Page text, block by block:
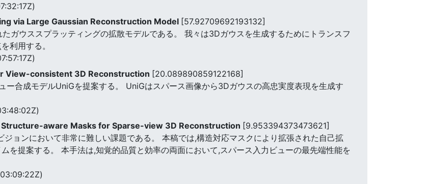
via Large Gaussian Reconstruction Model [57.92709692193132]
ガウススプラッティングの拡散モデルである。 我々は3Dガウスを生成するためにトランスフ
利用する。
View-consistent 3D Reconstruction [20.089890859122168]
ー合成モデルUniGを提案する。 UniGはスパース画像から3Dガウスの高忠実度表現を生成す
aware Masks for Sparse-view 3D Reconstruction [9.953394373473621]
ョンにおいて非常に難しい課題である。 本稿では,構造対応マスクにより拡張された自己拡
を提案する。 本手法は,知覚的品質と効率の両面において,スパース入力ビューの最先端性能を